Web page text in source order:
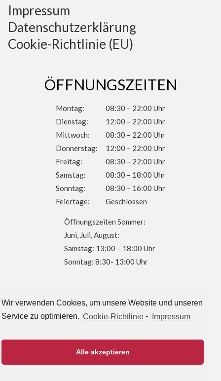
Wir verwenden Cookies, um unsere Website und unseren
Service zu optimieren. Cookie-Richtlinie - Impressum
Alle akzeptieren
Impressum
Datenschutzerklärung
Cookie-Richtlinie (EU)
ÖFFNUNGSZEITEN
Montag:
Dienstag:
Mittwoch:
Donnerstag:
Freitag:
Samstag:
Sonntag:
Feiertage:
08:30 – 22:00 Uhr
12:00 – 22:00 Uhr
08:30 – 22:00 Uhr
12:00 – 22:00 Uhr
08:30 – 22:00 Uhr
08:30 – 18:00 Uhr
08:30 – 16:00 Uhr
Geschlossen
Öffnungszeiten Sommer:
Juni, Juli, August:
Samstag: 13:00 – 18:00 Uhr
Sonntag: 8:30- 13:00 Uhr
KONTAKT
84072 Au i.d. Hallertau